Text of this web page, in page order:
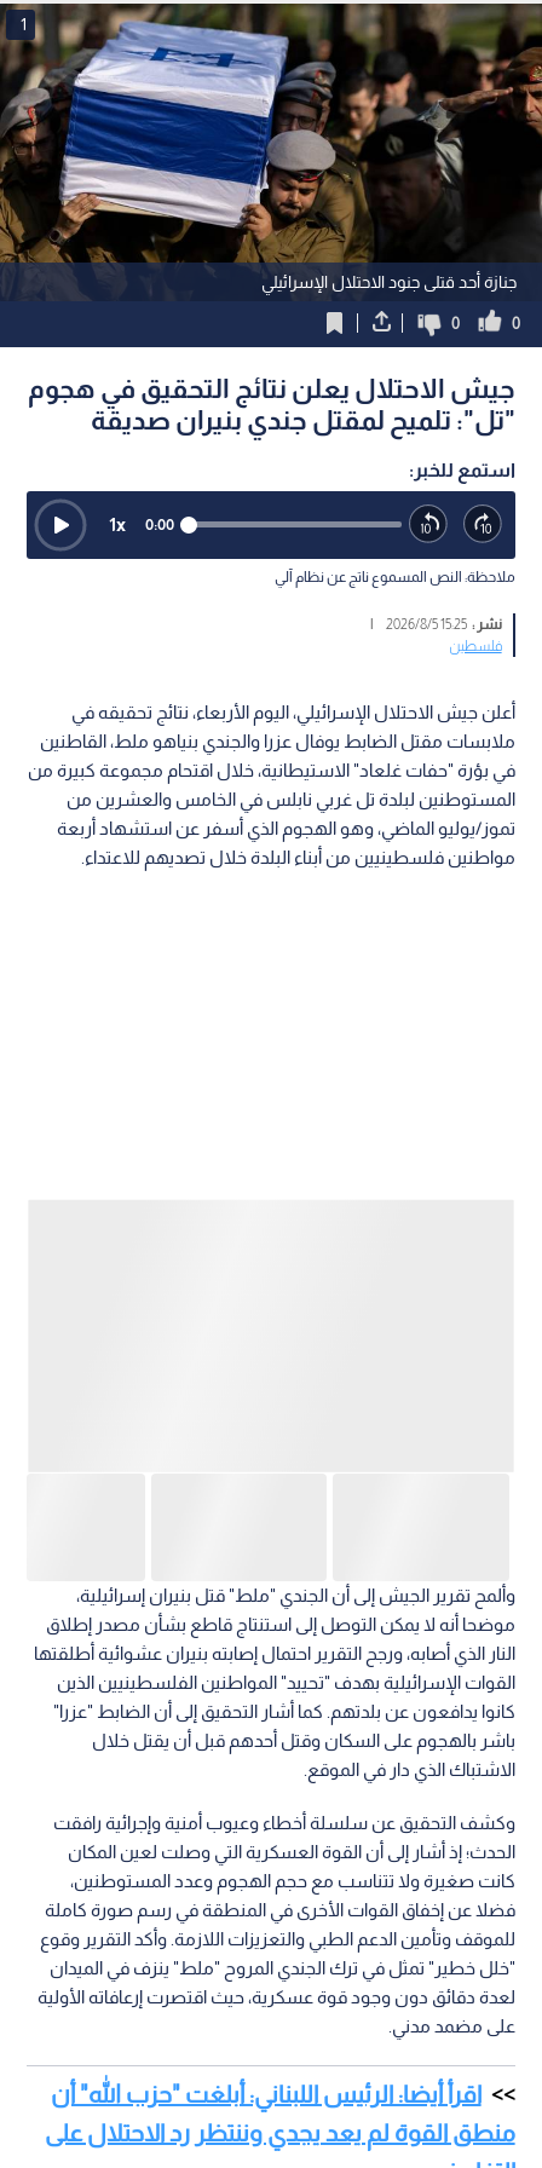
جنازة أحد قتلى جنود الاحتلال الإسرائيلي
1
0
0
جيش الاحتلال يعلن نتائج التحقيق في هجوم
"تل": تلميح لمقتل جندي بنيران صديقة
استمع للخبر:
0:00
1x
ملاحظة: النص المسموع ناتج عن نظام آلي
نشر :15:25 2026/8/5
|
فلسطين
أعلن جيش الاحتلال الإسرائيلي، اليوم الأربعاء، نتائج تحقيقه في
ملابسات مقتل الضابط يوفال عزرا والجندي بنياهو ملط، القاطنين
في بؤرة "حفات غلعاد" الاستيطانية، خلال اقتحام مجموعة كبيرة من
المستوطنين لبلدة تل غربي نابلس في الخامس والعشرين من
تموز/يوليو الماضي، وهو الهجوم الذي أسفر عن استشهاد أربعة
مواطنين فلسطينيين من أبناء البلدة خلال تصديهم للاعتداء.
وألمح تقرير الجيش إلى أن الجندي "ملط" قتل بنيران إسرائيلية،
موضحا أنه لا يمكن التوصل إلى استنتاج قاطع بشأن مصدر إطلاق
النار الذي أصابه، ورجح التقرير احتمال إصابته بنيران عشوائية أطلقتها
القوات الإسرائيلية بهدف "تحييد" المواطنين الفلسطينيين الذين
كانوا يدافعون عن بلدتهم. كما أشار التحقيق إلى أن الضابط "عزرا"
باشر بالهجوم على السكان وقتل أحدهم قبل أن يقتل خلال
الاشتباك الذي دار في الموقع.
وكشف التحقيق عن سلسلة أخطاء وعيوب أمنية وإجرائية رافقت
الحدث؛ إذ أشار إلى أن القوة العسكرية التي وصلت لعين المكان
كانت صغيرة ولا تتناسب مع حجم الهجوم وعدد المستوطنين،
فضلا عن إخفاق القوات الأخرى في المنطقة في رسم صورة كاملة
للموقف وتأمين الدعم الطبي والتعزيزات اللازمة. وأكد التقرير وقوع
"خلل خطير" تمثل في ترك الجندي المروح "ملط" ينزف في الميدان
لعدة دقائق دون وجود قوة عسكرية، حيث اقتصرت إرعافاته الأولية
على مضمد مدني.
اقرأ أيضا: الرئيس اللبناني: أبلغت "حزب الله" أن
منطق القوة لم يعد يجدي وننتظر رد الاحتلال على